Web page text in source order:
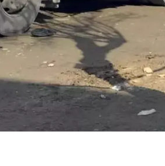
Kırşehir
Kocaeli
Konya
Kütahya
Manisa